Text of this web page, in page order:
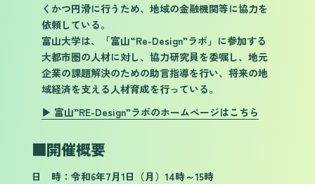
くかつ円滑に行うため、地域の金融機関等に協力を
依頼している。
富山大学は、「富山“Re-Design”ラボ」に参加する
大都市圏の人材に対し、協力研究員を委嘱し、地元
企業の課題解決のための助言指導を行い、将来の地
域経済を支える人材育成を行っている。
▶ 富山”RE-Design”ラボのホームページはこちら
■開催概要
日 時：令和6年7月1日（月）14時～15時